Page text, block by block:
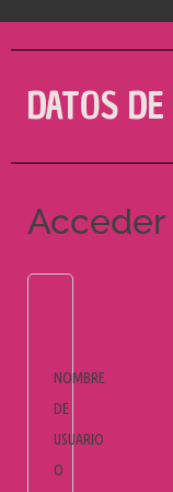
DATOS
Acceder
NOMBRE
DE
USUARIO
O